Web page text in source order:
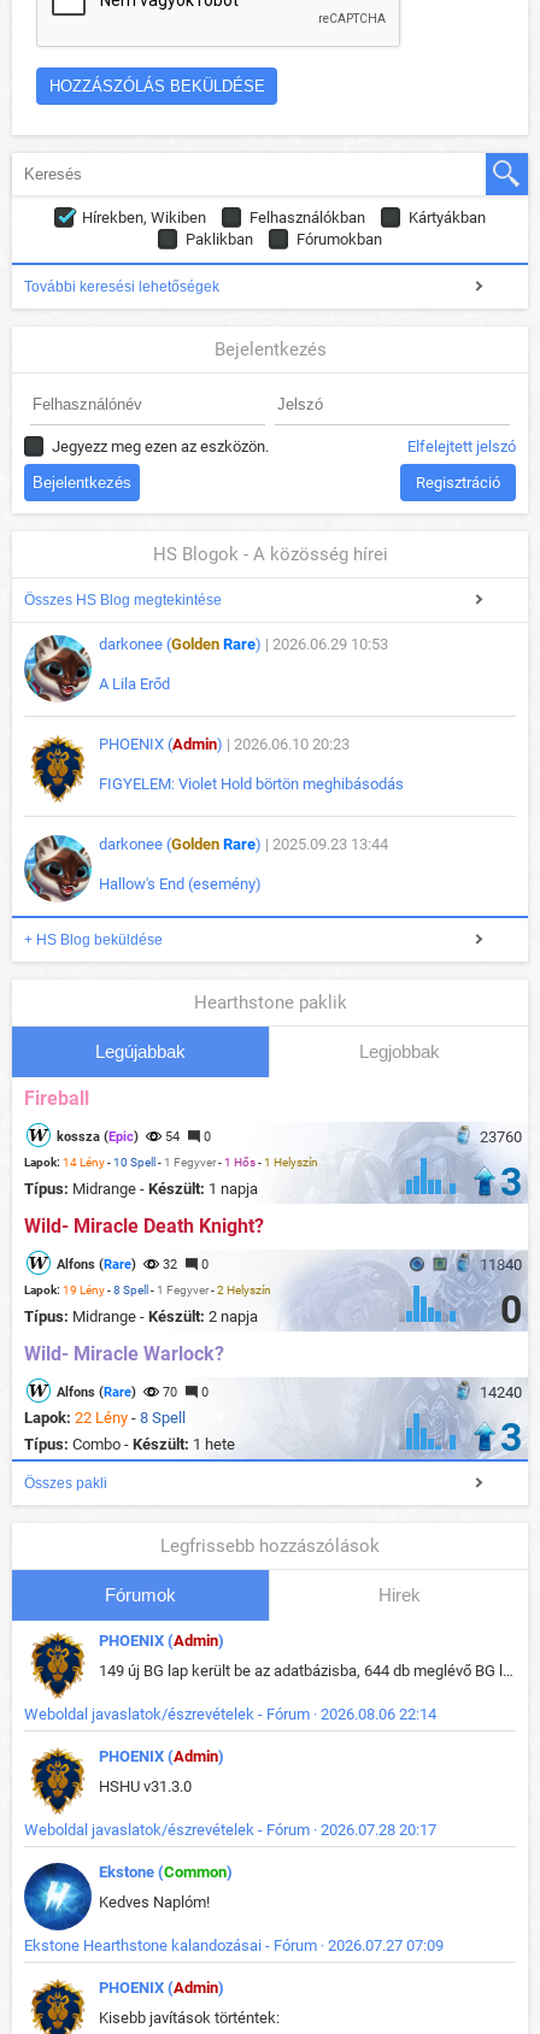
Hírekben, Wikiben Felhasználókban
Kártyákban
Paklikban
Fórumokban
További keresési lehetőségek
Bejelentkezés
Jegyezz meg ezen az eszközön. Elfelejtett jelszó
Regisztráció
HS Blogok - A közösség hírei
Összes HS Blog megtekintése
darkonee (Golden Rare) | 2026.06.29 10:53
A Lila Erőd
PHOENIX (Admin) | 2026.06.10 20:23
FIGYELEM: Violet Hold börtön meghibásodás
darkonee (Golden Rare) | 2025.09.23 13:44
Hallow's End (esemény)
+ HS Blog beküldése
Hearthstone paklik
Legújabbak Legjobbak
Fireball
23760
kossza (Epic) 54 0
Lapok: 14 Lény-10 Spell - 1 Fegyver-1 Hős-1 Helyszín
Típus: Midrange - Készült: 1 napja 3
Wild- Miracle Death Knight?
11840
Alfons (Rare) 32 0
Lapok: 19 Lény-8 Spell - 1 Fegyver-2 Helyszín
Típus: Midrange - Készült: 2 napja 0
Wild- Miracle Warlock?
14240
Alfons (Rare) 70 0
Lapok: 22 Lény - 8 Spell
Típus: Combo - Készült: 1 hete 3
Összes pakli
Legfrissebb hozzászólások
Fórumok Hirek
PHOENIX (Admin)
149 új BG lap került be az adatbázisba, 644 db meglévő BG lap módosult, bekerültek az új képek a megváltozott lapokhoz is.
Weboldal javaslatok/észrevételek - Fórum · 2026.08.06 22:14
PHOENIX (Admin)
HSHU v31.3.0
Weboldal javaslatok/észrevételek - Fórum · 2026.07.28 20:17
Ekstone (Common)
Kedves Naplóm!
Ekstone Hearthstone kalandozásai - Fórum · 2026.07.27 07:09
PHOENIX (Admin)
Kisebb javítások történtek: